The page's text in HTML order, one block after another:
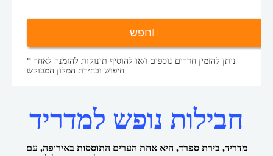
חפש
* ניתן להזמין חדרים נוספים ו/או להוסיף תינוקות להזמנה לאחר
חיפוש ובחירת המלון המבוקש.
חבילות נופש למדריד
מדריד, בירת ספרד, היא אחת הערים התוססות באירופה, עם